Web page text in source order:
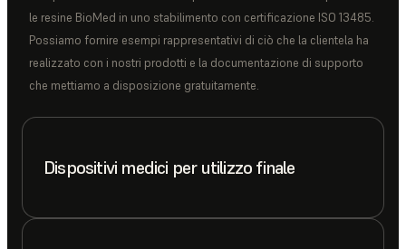
le resine BioMed in uno stabilimento con certificazione ISO 13485.
Possiamo fornire esempi rappresentativi di ciò che la clientela ha
realizzato con i nostri prodotti e la documentazione di supporto
che mettiamo a disposizione gratuitamente.
Dispositivi medici per utilizzo finale